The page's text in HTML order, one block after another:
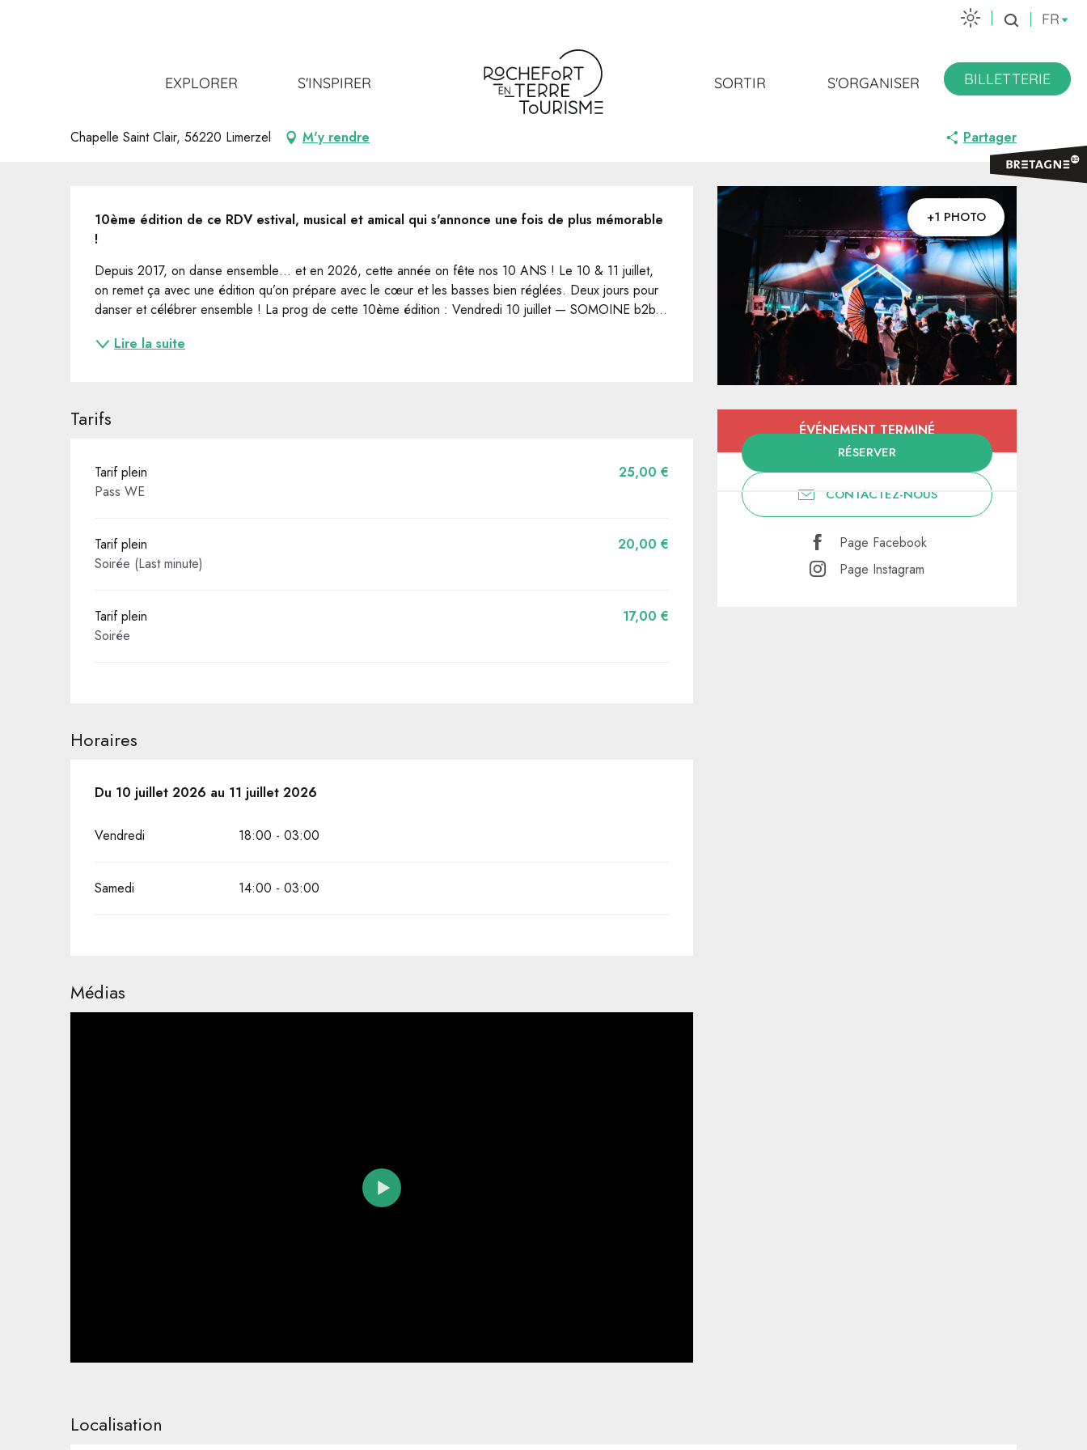
FR
BILLETTERIE
EXPLORER S'INSPIRER SORTIR S'ORGANISER
Festival Gypsy Camp #10
Chapelle Saint Clair, 56220 Limerzel M'y rendre Partager
+1 PHOTO
Ouverture et coordonnées
ÉVÉNEMENT TERMINÉ
RÉSERVER
CONTACTEZ-NOUS
Page Facebook
Page Instagram
Description
10ème édition de ce RDV estival, musical et amical qui s'annonce une fois de plus mémorable
!
Depuis 2017, on danse ensemble… et en 2026, cette année on fête nos 10 ANS ! Le 10 & 11 juillet,
on remet ça avec une édition qu’on prépare avec le cœur et les basses bien réglées. Deux jours pour
danser et célébrer ensemble ! La prog de cette 10ème édition : Vendredi 10 juillet — SOMOINE b2b...
Lire la suite
Tarifs
Tarif plein
Pass WE
25,00 €
Tarif plein
Soirée (Last minute)
20,00 €
Tarif plein
Soirée
17,00 €
Horaires
Du 10 juillet 2026 au 11 juillet 2026
Du 10 juillet 2026 au 11 juillet 2026
Vendredi 18:00 - 03:00
Samedi 14:00 - 03:00
Médias
Localisation